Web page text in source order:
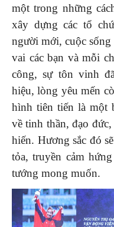
một trong những
xây dựng các tổ
người mới, cuộc sống
vai các bạn và mỗi
công, sự tôn vinh
hiệu, lòng yêu mến
hình tiên tiến là một
về tinh thần, đạo
hiến. Hương sắc đó
tỏa, truyền cảm
tướng mong muốn.